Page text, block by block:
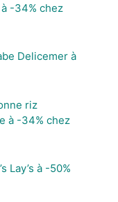
-34% chez
Delicemer à
riz
à -34% chez
Lay’s à -50%